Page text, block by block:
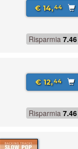
€ 14,44
Risparmia 7.46
€ 12,44
Risparmia 7.46